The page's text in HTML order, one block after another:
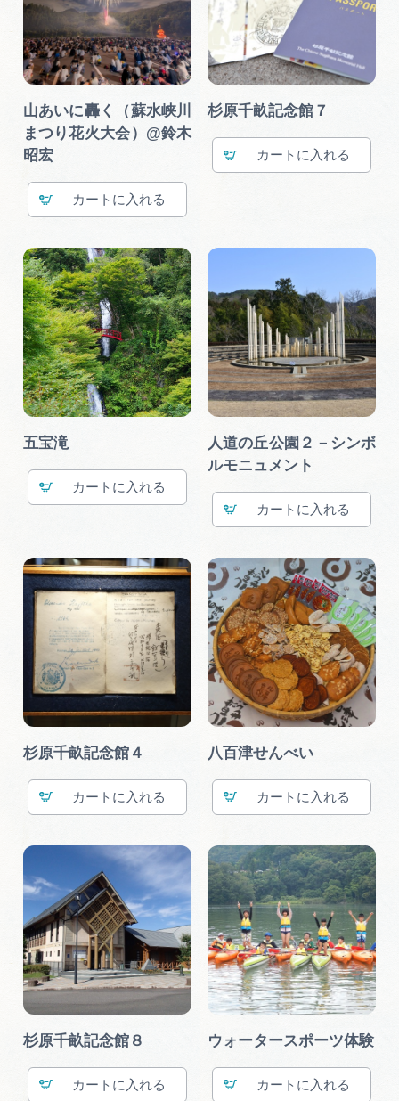
お問い合わせ
運営組織
広告掲載
サイトポリシー
山あいに轟く（蘇水峡川
まつり花火大会）@鈴木
昭宏
カート
杉原千畝記念館７
カート
五宝滝
カート
人道の丘公園２－シンボ
ルモニュメント
カート
杉原千畝記念館４
カート
八百津せんべい
カート
杉原千畝記念館８
カート
ウォータースポーツ体験
カート